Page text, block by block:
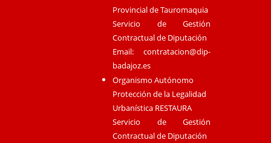
Provincial de Tauromaquia
Servicio de Gestión
Contractual de Diputación
Email:contratacion@dip-
badajoz.es
Organismo Autónomo
Protección de la Legalidad
Urbanística RESTAURA
Servicio de Gestión
Contractual de Diputación